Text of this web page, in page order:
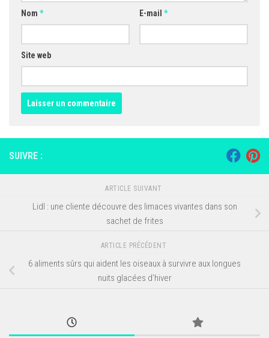
Nom * E-mail *
Site web
SUIVRE :
ARTICLE SUIVANT
Lidl : une cliente découvre des limaces vivantes dans son
sachet de frites
ARTICLE PRÉCÉDENT
6 aliments sûrs qui aident les oiseaux à survivre aux longues
nuits glacées d’hiver